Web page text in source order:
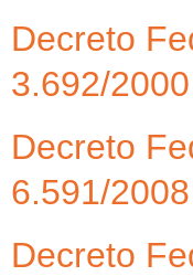
Decreto
3.692/2000
Decreto
6.591/2008
Decreto